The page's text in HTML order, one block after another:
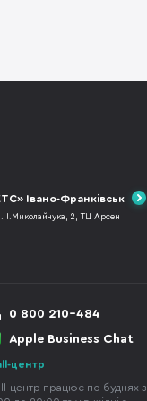
Івано-Франківськ
І.Миколайчука, 2, ТЦ Арсен
0 800 210-484
Apple Business Chat
центр
центр працює по буднях з